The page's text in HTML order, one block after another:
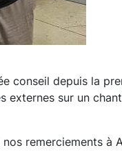
conseil depuis la
externes sur un
remerciements à